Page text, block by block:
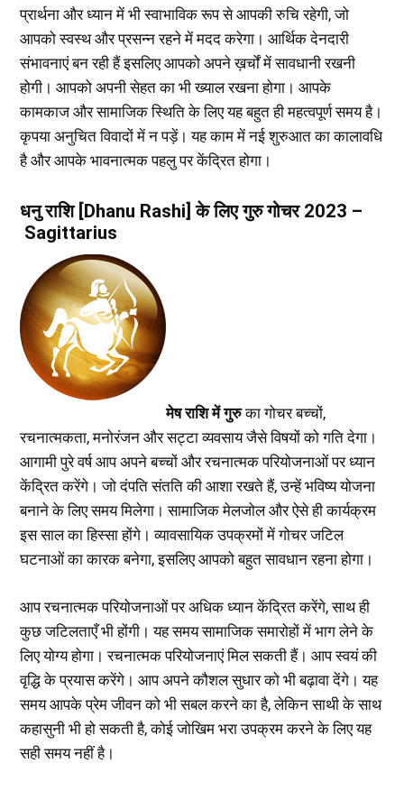
प्रार्थना और ध्यान में भी स्वाभाविक रूप से आपकी रुचि रहेगी, जो
आपको स्वस्थ और प्रसन्न रहने में मदद करेगा। आर्थिक देनदारी
संभावनाएं बन रही हैं इसलिए आपको अपने ख़र्चों में सावधानी रखनी
होगी। आपको अपनी सेहत का भी ख्याल रखना होगा। आपके
कामकाज और सामाजिक स्थिति के लिए यह बहुत ही महत्वपूर्ण समय है।
कृपया अनुचित विवादों में न पड़ें। यह काम में नई शुरुआत का कालावधि
है और आपके भावनात्मक पहलु पर केंद्रित होगा।
धनु राशि [Dhanu Rashi] के लिए गुरु गोचर 2023 –
Sagittarius
मेष राशि में गुरुका गोचर बच्चों,
रचनात्मकता, मनोरंजन और सट्टा व्यवसाय जैसे विषयों को गति देगा।
आगामी पुरे वर्ष आप अपने बच्चों और रचनात्मक परियोजनाओं पर ध्यान
केंद्रित करेंगे। जो दंपति संतति की आशा रखते हैं, उन्हें भविष्य योजना
बनाने के लिए समय मिलेगा। सामाजिक मेलजोल और ऐसे ही कार्यक्रम
इस साल का हिस्सा होंगे। व्यावसायिक उपक्रमों में गोचर जटिल
घटनाओं का कारक बनेगा, इसलिए आपको बहुत सावधान रहना होगा।
आप रचनात्मक परियोजनाओं पर अधिक ध्यान केंद्रित करेंगे, साथ ही
कुछ जटिलताएँ भी होंगी। यह समय सामाजिक समारोहों में भाग लेने के
लिए योग्य होगा। रचनात्मक परियोजनाएं मिल सकती हैं। आप स्वयं की
वृद्धि के प्रयास करेंगे। आप अपने कौशल सुधार को भी बढ़ावा देंगे। यह
समय आपके प्रेम जीवन को भी सबल करने का है, लेकिन साथी के साथ
कहासुनी भी हो सकती है, कोई जोखिम भरा उपक्रम करने के लिए यह
सही समय नहीं है।